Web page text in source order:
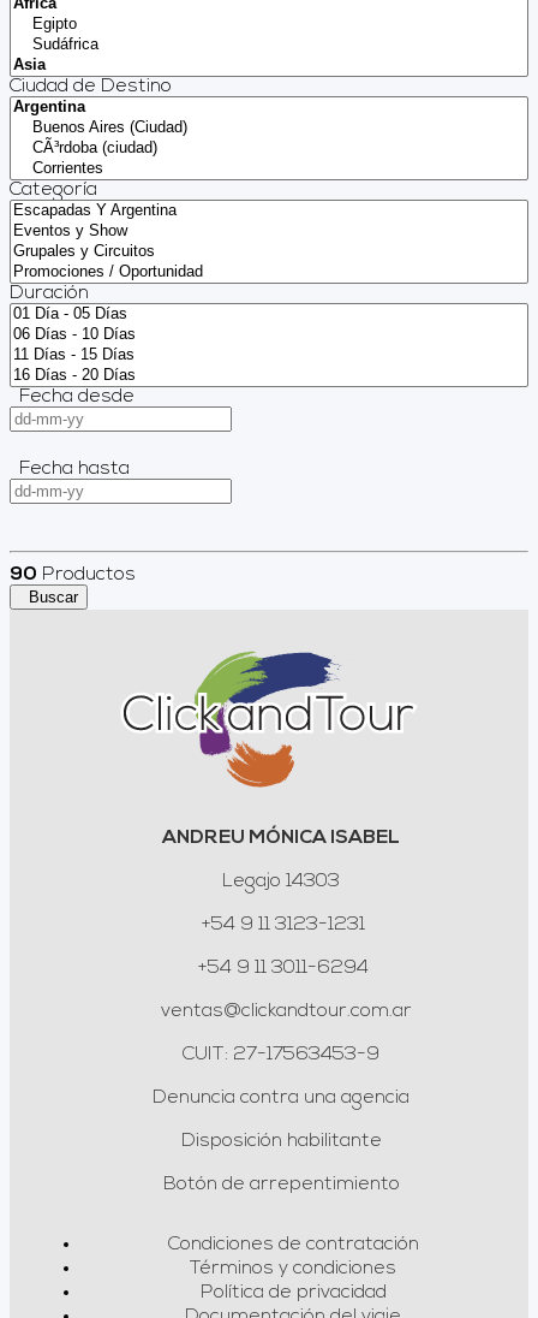
Ciudad de Destino
Categoría
Duración
Fecha desde
Fecha hasta
90 Productos
Buscar
ANDREU MÓNICA ISABEL
Legajo 14303
+54 9 11 3123-1231
+54 9 11 3011-6294
ventas@clickandtour.com.ar
CUIT: 27-17563453-9
Denuncia contra una agencia
Disposición habilitante
Botón de arrepentimiento
Condiciones de contratación
Términos y condiciones
Política de privacidad